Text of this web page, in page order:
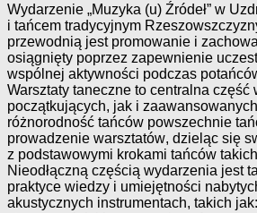
Wydarzenie „Muzyka (u) Źródeł” w
i tańcem tradycyjnym
przewodnią jest promowanie i
osiągnięty poprzez zapewnienie
wspólnej aktywności podczas
Warsztaty taneczne to centralna
początkujących, jak i
różnorodność tańców powszechnie
prowadzenie warsztatów, dzieląc się
z podstawowymi krokami tańców
Nieodłączną częścią wydarzenia jest
praktyce wiedzy i umiejętności
akustycznych instrumentach, takich jak: